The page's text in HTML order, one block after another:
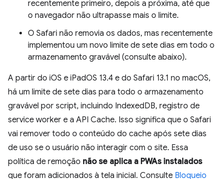
recentemente primeiro, depois a próxima, até que
o navegador não ultrapasse mais o limite.
O Safari não removia os dados, mas recentemente
implementou um novo limite de sete dias em todo o
armazenamento gravável (consulte abaixo).
A partir do iOS e iPadOS 13.4 e do Safari 13.1 no macOS,
há um limite de sete dias para todo o armazenamento
gravável por script, incluindo IndexedDB, registro de
service worker e a API Cache. Isso significa que o Safari
vai remover todo o conteúdo do cache após sete dias
de uso se o usuário não interagir com o site. Essa
política de remoção não se aplica a PWAs instalados
que foram adicionados à tela inicial. Consulte Bloqueio